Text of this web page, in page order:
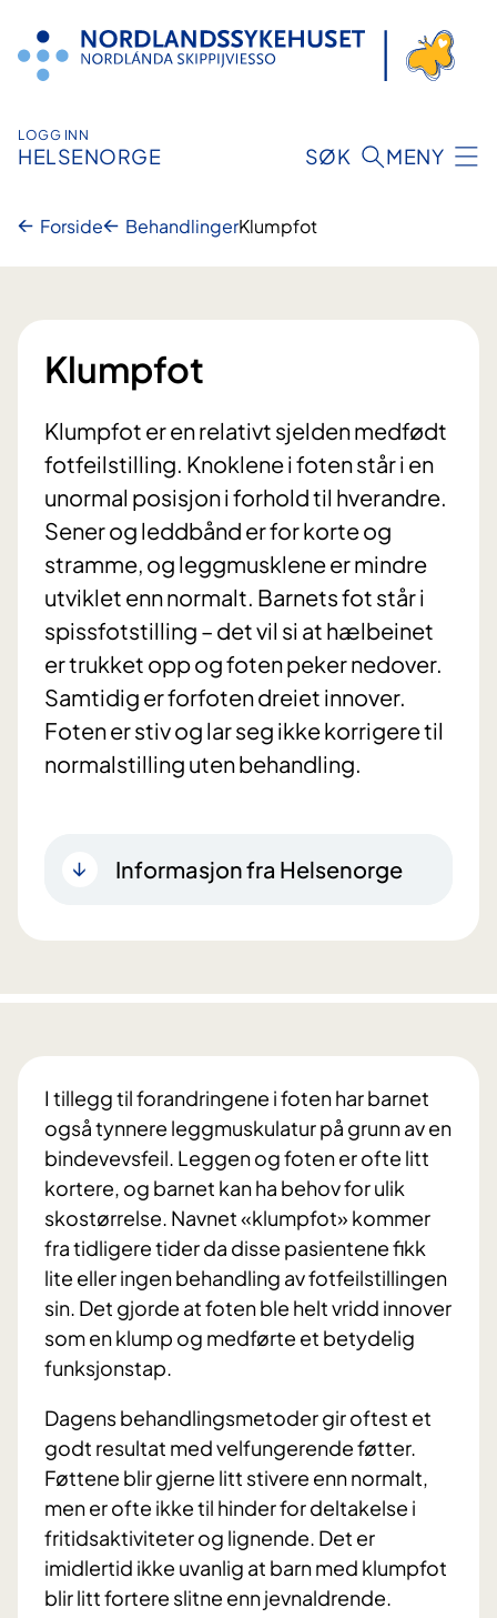
innhold
LOGG INN
HELSENORGE SØK MENY
Forside BehandlingerKlumpfot
Klumpfot
Klumpfot er en relativt sjelden medfødt
fotfeilstilling. Knoklene i foten står i en
unormal posisjon i forhold til hverandre.
Sener og leddbånd er for korte og
stramme, og leggmusklene er mindre
utviklet enn normalt. Barnets fot står i
spissfotstilling – det vil si at hælbeinet
er trukket opp og foten peker nedover.
Samtidig er forfoten dreiet innover.
Foten er stiv og lar seg ikke korrigere til
normalstilling uten behandling.
Informasjon fra Helsenorge
I tillegg til forandringene i foten har barnet
også tynnere leggmuskulatur på grunn av en
bindevevsfeil. Leggen og foten er ofte litt
kortere, og barnet kan ha behov for ulik
skostørrelse. Navnet «klumpfot» kommer
fra tidligere tider da disse pasientene fikk
lite eller ingen behandling av fotfeilstillingen
sin. Det gjorde at foten ble helt vridd innover
som en klump og medførte et betydelig
funksjonstap.
Dagens behandlingsmetoder gir oftest et
godt resultat med velfungerende føtter.
Føttene blir gjerne litt stivere enn normalt,
men er ofte ikke til hinder for deltakelse i
fritidsaktiviteter og lignende. Det er
imidlertid ikke uvanlig at barn med klumpfot
blir litt fortere slitne enn jevnaldrende.